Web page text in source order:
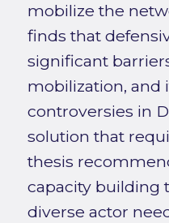
mobilize the
finds that
significant
mobilization, and
controversies in
solution that
thesis
capacity building
diverse actor